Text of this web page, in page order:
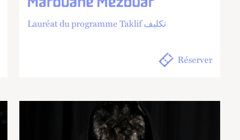
Marouane Mezouar
Lauréat du programme Taklif تكليف
Réserver